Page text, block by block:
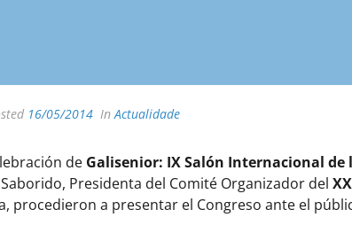
16/05/2014 InActualidade
de Galisenior: IX Salón Internacional de
Presidenta del Comité Organizador del
procedieron a presentar el Congreso ante el